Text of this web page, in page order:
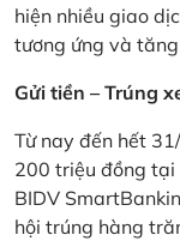
hiện nhiều giao
tương ứng và
Gửi tiền – Trúng
Từ nay đến hết
200 triệu đồng tại
BIDV
hội trúng hàng